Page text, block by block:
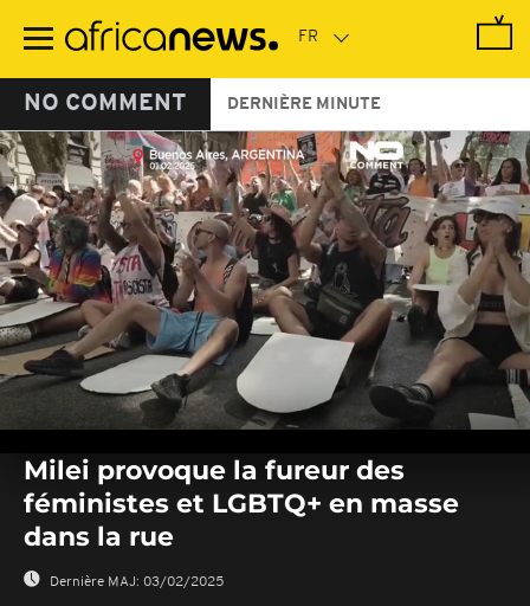
contenu
NO COMMENT DERNIÈRE MINUTE
seconds
seconds
Milei provoque la fureur des
féministes et LGBTQ+ en masse
dans la rue
Dernière MAJ: 03/02/2025